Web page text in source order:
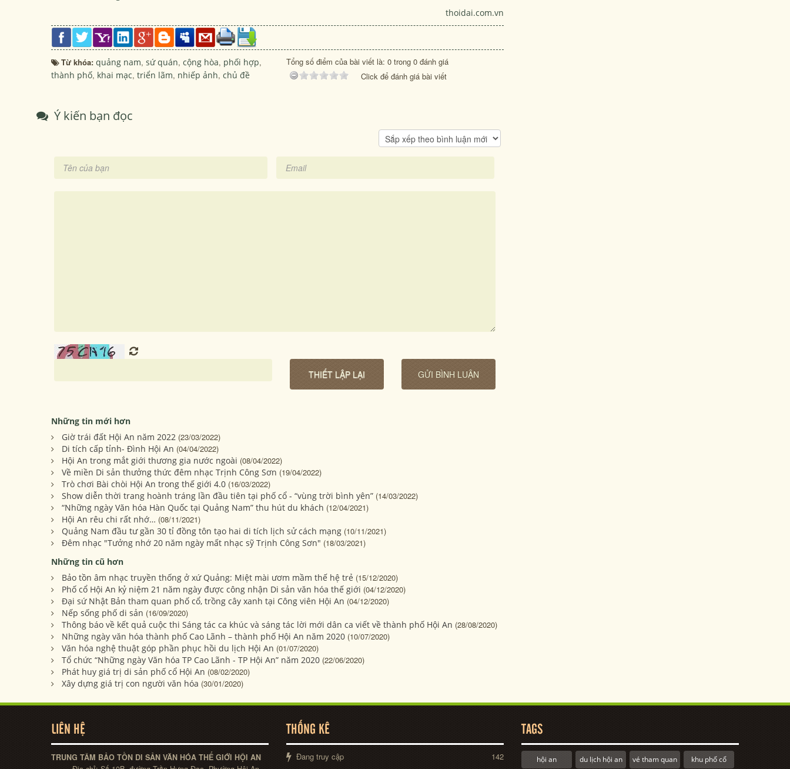
thoidai.com.vn
Từ khóa: quảng nam, sứ quán, cộng hòa, phối hợp,
thành phố, khai mạc, triển lãm, nhiếp ảnh, chủ đề
Tổng số điểm của bài viết là: 0 trong 0 đánh giá
Click để đánh giá bài viết
Ý kiến bạn đọc
Những tin mới hơn
Giờ trái đất Hội An năm 2022 (23/03/2022)
Di tích cấp tỉnh- Đình Hội An (04/04/2022)
Hội An trong mắt giới thương gia nước ngoài (08/04/2022)
Về miền Di sản thưởng thức đêm nhạc Trịnh Công Sơn (19/04/2022)
Trò chơi Bài chòi Hội An trong thế giới 4.0 (16/03/2022)
Show diễn thời trang hoành tráng lần đầu tiên tại phố cổ - “vùng trời bình yên” (14/03/2022)
“Những ngày Văn hóa Hàn Quốc tại Quảng Nam” thu hút du khách (12/04/2021)
Hội An rêu chi rất nhớ… (08/11/2021)
Quảng Nam đầu tư gần 30 tỉ đồng tôn tạo hai di tích lịch sử cách mạng (10/11/2021)
Đêm nhạc "Tưởng nhớ 20 năm ngày mất nhạc sỹ Trịnh Công Sơn" (18/03/2021)
Những tin cũ hơn
Bảo tồn âm nhạc truyền thống ở xứ Quảng: Miệt mài ươm mầm thế hệ trẻ (15/12/2020)
Phố cổ Hội An kỷ niệm 21 năm ngày được công nhận Di sản văn hóa thế giới (04/12/2020)
Đại sứ Nhật Bản tham quan phố cổ, trồng cây xanh tại Công viên Hội An (04/12/2020)
Nếp sống phố di sản (16/09/2020)
Thông báo về kết quả cuộc thi Sáng tác ca khúc và sáng tác lời mới dân ca viết về thành phố Hội An (28/08/2020)
Những ngày văn hóa thành phố Cao Lãnh – thành phố Hội An năm 2020 (10/07/2020)
Văn hóa nghệ thuật góp phần phục hồi du lịch Hội An (01/07/2020)
Tổ chức “Những ngày Văn hóa TP Cao Lãnh - TP Hội An” năm 2020 (22/06/2020)
Phát huy giá trị di sản phố cổ Hội An (08/02/2020)
Xây dựng giá trị con người văn hóa (30/01/2020)
LIÊN HỆ
TRUNG TÂM BẢO TỒN DI SẢN VĂN HÓA THẾ GIỚI HỘI AN
THỐNG KÊ
Đang truy cập 142
TAGS
hội an du lịch hội an vé tham quan khu phố cổ